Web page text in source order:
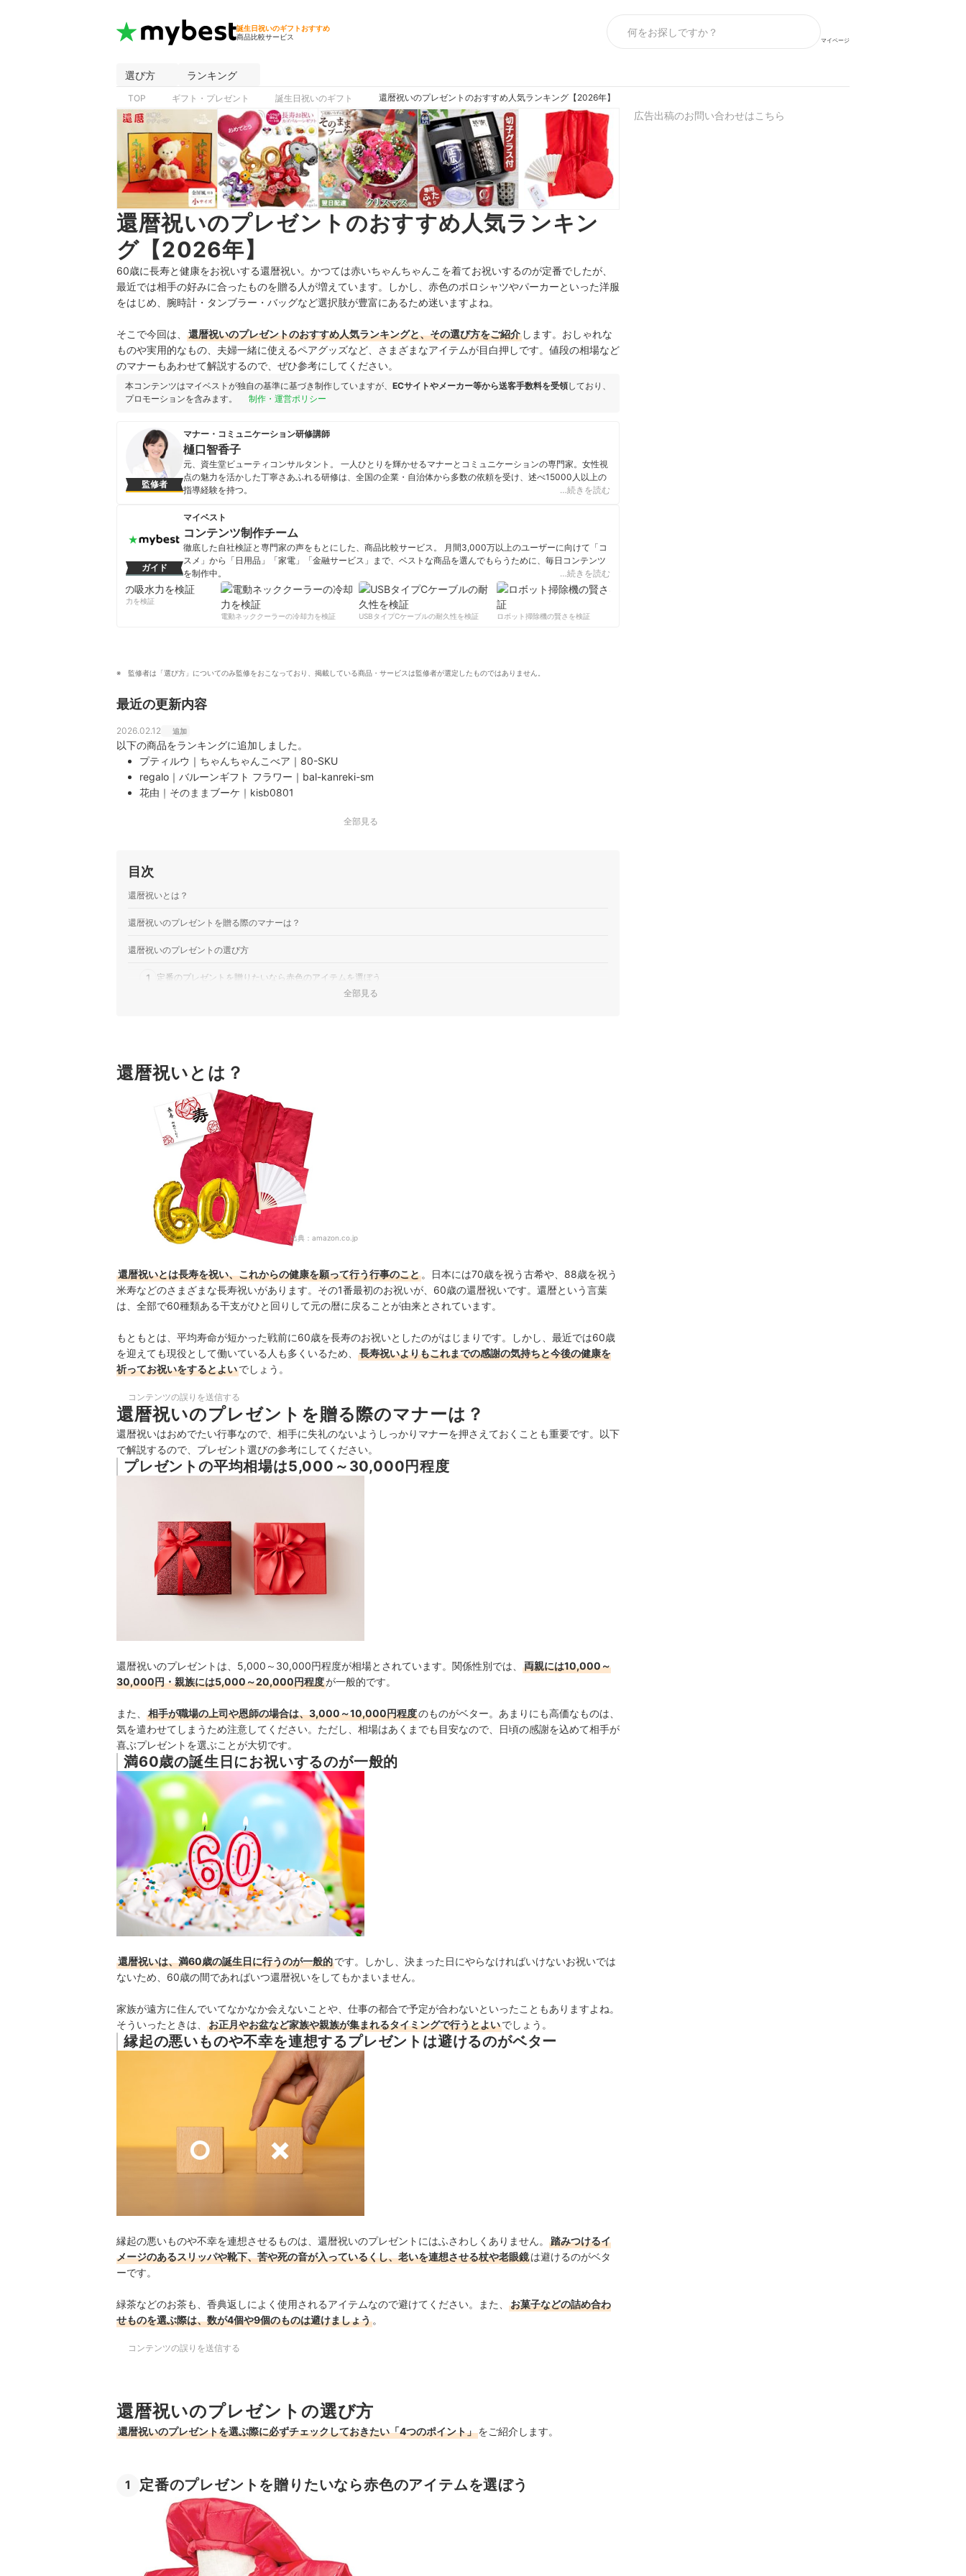
誕生日祝いのギフトおすすめ
商品比較サービス
マイページ
選び方 ランキング
TOP ギフト・プレゼント 誕生日祝いのギフト 還暦祝いのプレゼントのおすすめ人気ランキング【2026年】
還暦祝いのプレゼントのおすすめ人気ランキン
グ【2026年】
60歳に長寿と健康をお祝いする還暦祝い。かつては赤いちゃんちゃんこを着てお祝いするのが定番でしたが、
最近では相手の好みに合ったものを贈る人が増えています。しかし、赤色のポロシャツやパーカーといった洋服
をはじめ 、腕時計・タンブラー・バッグなど選択肢が豊富にあるため迷いますよね。
そこで今回は、 還暦祝いのプレゼントのおすすめ人気ランキングと、その選び方をご紹介 します。 おしゃれな
ものや実用的なもの、夫婦一緒に使えるペアグッズなど、さまざまなアイテムが目白押しです。値段の相場など
のマナーもあわせて解説するので、ぜひ参考にしてください。
本コンテンツはマイベストが独自の基準に基づき制作していますが、 ECサイトやメーカー等から送客手数料を受領しており、
プロモーションを含みます。
制作・運営ポリシー
監修者
マナー・コミュニケーション研修講師
樋口智香子
元、資生堂ビューティコンサルタント。 一人ひとりを輝かせるマナーとコミュニケーションの専門家。女性視
点の魅力を活かした丁寧さあふれる研修は、全国の企業・自治体から多数の依頼を受け、述べ15000人以上の
指導経験を持つ。
…続きを読む
ガイド
マイベスト
コンテンツ制作チーム
徹底した自社検証と専門家の声をもとにした、商品比較サービス。 月間3,000万以上のユーザーに向けて「コ
スメ」から「日用品」「家電」「金融サービス」まで、ベストな商品を選んでもらうために、毎日コンテンツ
を制作中。
コンテンツ制作チームのプロフィール
…続きを読む
柔軟剤の吸水力を検証
電動ネッククーラーの冷却力を検証
USBタイプCケーブルの耐久性を検証 ロボット掃除機の賢さを検証
監修者は「選び方」についてのみ監修をおこなっており、掲載している商品・サービスは監修者が選定したものではありません。
最近の更新内容
2026.02.12 追加
以下の商品をランキングに追加しました。
プティルウ｜ちゃんちゃんこべア｜80-SKU
regalo｜バルーンギフト フラワー｜bal-kanreki-sm
花由｜そのままブーケ｜kisb0801
MIYABI｜八福タンブラーセット｜set-beermug-031x01
プリザーブドフラワー 百花｜プリザーブドフラワー付き写真立て｜27大輪ムーン2
THERMOS｜名入れタンブラー｜JDY-420C
はりま屋｜一双 星しぐれ 女性用一膳 桐箱入り｜10700-1
待人心｜似顔絵プレゼント「元気」を届けるかわいい似顔絵｜119-130005
R.L waffle cake｜R.L｜ワッフルケーキ10個入り
GROUND｜プリザーブドフラワー｜おまもり - グランデ （お祝）
プリティ マーメイド｜フルール・ド・レター｜omakase-hanataba
土肥忠商店｜箸 一双 金華｜10341-5
天使のおくりもの｜乳酸菌スイーツアソート
はりま屋｜夫婦箸 箸 一双 星しぐれ｜10700
長崎カステラセンター心泉堂｜お菓子詰め合わせギフト
エフコ｜賀寿のお祝いアレンジメント
絆を深める応援団｜名入れラベル酒 大吟醸 祝い赤瓶 金箔入り
ボンズコネクト｜還暦ベアセット HAPPYマザーフラワー｜KH0039
IPFA｜天使が祈る プリザーブドフラワー ガラスドーム
フランネリカ｜バラ ボックス フォトフレーム
IPFA｜プリザーブドフラワー キャンディポット｜ipfa175-naire
エー・アイ｜タンブラー 箸 美濃焼 ＆藍 花ものがたり｜a20460-71
全部見る
目次
還暦祝いとは？
還暦祝いのプレゼントを贈る際のマナーは？
還暦祝いのプレゼントの選び方
1 定番のプレゼントを贈りたいなら赤色のアイテムを選ぼう
4 特別感を演出したいならメッセージや名入れサービスを利用しよう
還暦祝いのプレゼント全35商品おすすめ人気ランキング
相手の好みに合わせたプレゼント選びならこちらもチェック
還暦祝いのプレゼントの売れ筋ランキングもチェック！
全部見る
還暦祝いとは？
出典： amazon.co.jp
還暦祝いとは長寿を祝い、これからの健康を願って行う行事のこと 。日本には70歳を祝う古希や、88歳を祝う
米寿などのさまざまな長寿祝いがあります。その1番最初のお祝いが、60歳の還暦祝いです。還暦という言葉
は、全部で60種類ある干支がひと回りして元の暦に戻ることが由来とされています。
もともとは、平均寿命が短かった戦前に60歳を長寿のお祝いとしたのがはじまりです。
しかし、最近では60歳
を迎えても現役として働いている人も多くいるため、
長寿祝いよりもこれまでの感謝の気持ちと今後の健康を
祈ってお祝いをするとよいでしょう。
コンテンツの誤りを送信する
還暦祝いのプレゼントを贈る際のマナーは？
還暦祝いはおめでたい行事なので、相手に失礼のないようしっかりマナーを押さえておくことも重要です。以下
で解説するので、プレゼント選びの参考にしてください。
プレゼントの平均相場は5,000～30,000円程度
還暦祝いのプレゼントは、5,000～30,000円程度が相場とされています。関係性別では、
両親には10,000～
30,000円・親族には5,000～20,000円程度が一般的です。
また、 相手が職場の上司や恩師の場合は、3,000～10,000円程度のものがベター。あまりにも高価なものは、
気を遣わせてしまうため注意してください。ただし、相場はあくまでも目安なので、
日頃の感謝を込めて相手が
喜ぶプレゼントを選ぶことが大切です。
満60歳の誕生日にお祝いするのが一般的
還暦祝いは、満60歳の誕生日に行うのが一般的です。
しかし、決まった日にやらなければいけないお祝いでは
ないため、 60歳の間であればいつ還暦祝いをしてもかまいません。
家族が遠方に住んでいてなかなか会えないことや、仕事の都合で予定が合わないといったこともありますよね。
そういったときは、
お正月やお盆など家族や親族が集まれるタイミングで行うとよいでしょう。
縁起の悪いものや不幸を連想するプレゼントは避けるのがベター
縁起の悪いものや不幸を連想させるものは、還暦祝いのプレゼントにはふさわしくありません。
踏みつけるイ
メージのあるスリッパや靴下、苦や死の音が入っているくし、老いを連想させる杖や老眼鏡は避けるのがベタ
ーです。
緑茶などのお茶も、香典返しによく使用されるアイテムなので避けてください。また、
お菓子などの詰め合わ
せものを選ぶ際は、数が4個や9個のものは避けましょう。
コンテンツの誤りを送信する
還暦祝いのプレゼントの選び方
還暦祝いのプレゼントを選ぶ際に必ずチェックしておきたい「4つのポイント」をご紹介します。
1 定番のプレゼントを贈りたいなら赤色のアイテムを選ぼう
広告出稿のお問い合わせはこちら